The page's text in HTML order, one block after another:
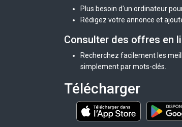
Plus besoin d'un ordinateur
Rédigez votre annonce et
Consulter des offres en
Recherchez facilement les
simplement par mots-clés.
Télécharger